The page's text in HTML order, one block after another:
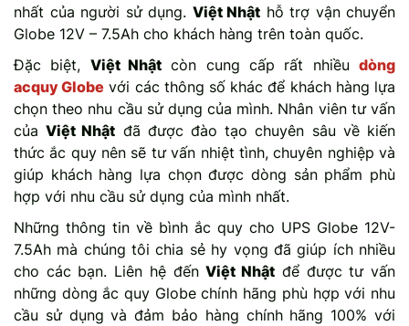
nhất của người sử dụng. Việt Nhật hỗ trợ vận chuyển
Globe 12V – 7.5Ah cho khách hàng trên toàn quốc.
Đặc biệt, Việt Nhật còn cung cấp rất nhiềudòng
acquy Globe với các thông số khác để khách hàng lựa
chọn theo nhu cầu sử dụng của mình. Nhân viên tư vấn
củaViệt Nhật đã được đào tạo chuyên sâu về kiến
thức ắc quy nên sẽ tư vấn nhiệt tình, chuyên nghiệp và
giúp khách hàng lựa chọn được dòng sản phẩm phù
hợp với nhu cầu sử dụng của mình nhất.
Những thông tin về bình ắc quy cho UPS Globe 12V-
7.5Ah mà chúng tôi chia sẻ hy vọng đã giúp ích nhiều
cho các bạn. Liên hệ đếnViệt Nhật để được tư vấn
những dòng ắc quy Globe chính hãng phù hợp với nhu
cầu sử dụng và đảm bảo hàng chính hãng 100% với